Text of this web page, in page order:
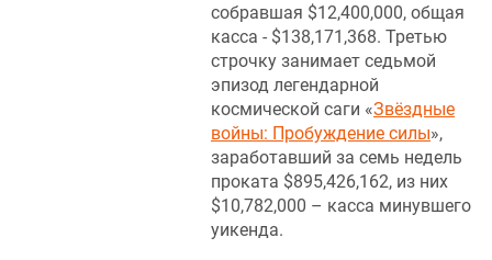
собравшая $12,400,000, общая
касса - $138,171,368. Третью
строчку занимает седьмой
эпизод легендарной
космической саги «Звёздные
войны: Пробуждение силы»,
заработавший за семь недель
проката $895,426,162, из них
$10,782,000 – касса минувшего
уикенда.